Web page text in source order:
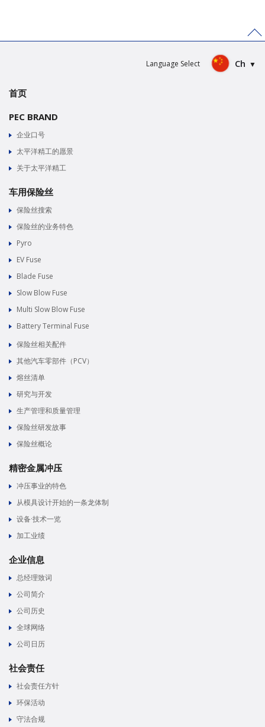
Language Select Ch
首页
PEC BRAND
企业口号
太平洋精工的愿景
关于太平洋精工
车用保险丝
保险丝搜索
保险丝的业务特色
Pyro
EV Fuse
Blade Fuse
Slow Blow Fuse
Multi Slow Blow Fuse
Battery Terminal Fuse
保险丝相关配件
其他汽车零部件（PCV）
熔丝清单
研究与开发
生产管理和质量管理
保险丝研发故事
保险丝概论
精密金属冲压
冲压事业的特色
从模具设计开始的一条龙体制
设备·技术一览
加工业绩
企业信息
总经理致词
公司简介
公司历史
全球网络
公司日历
社会责任
社会责任方针
环保活动
守法合规